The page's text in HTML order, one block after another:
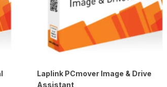
Laplink PCmover Image & Drive
Assistant